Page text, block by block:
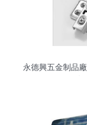
永德興五金制品